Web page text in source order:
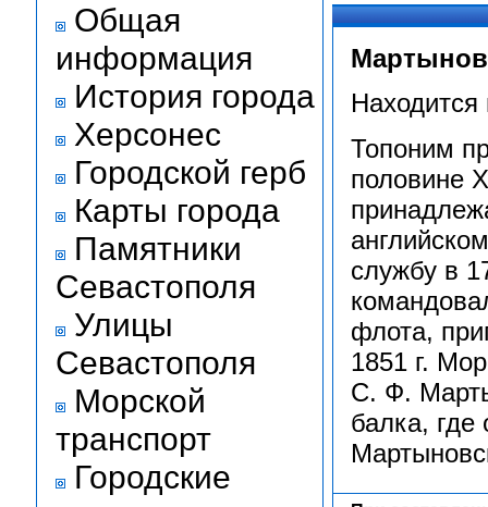
Общая
информация
История города
Херсонес
Городской герб
Карты города
Памятники
Севастополя
Улицы
Севастополя
Морской
транспорт
Городские
Топоним
половине
службу в
флота,
1851 г.
С. Ф.
балка, где